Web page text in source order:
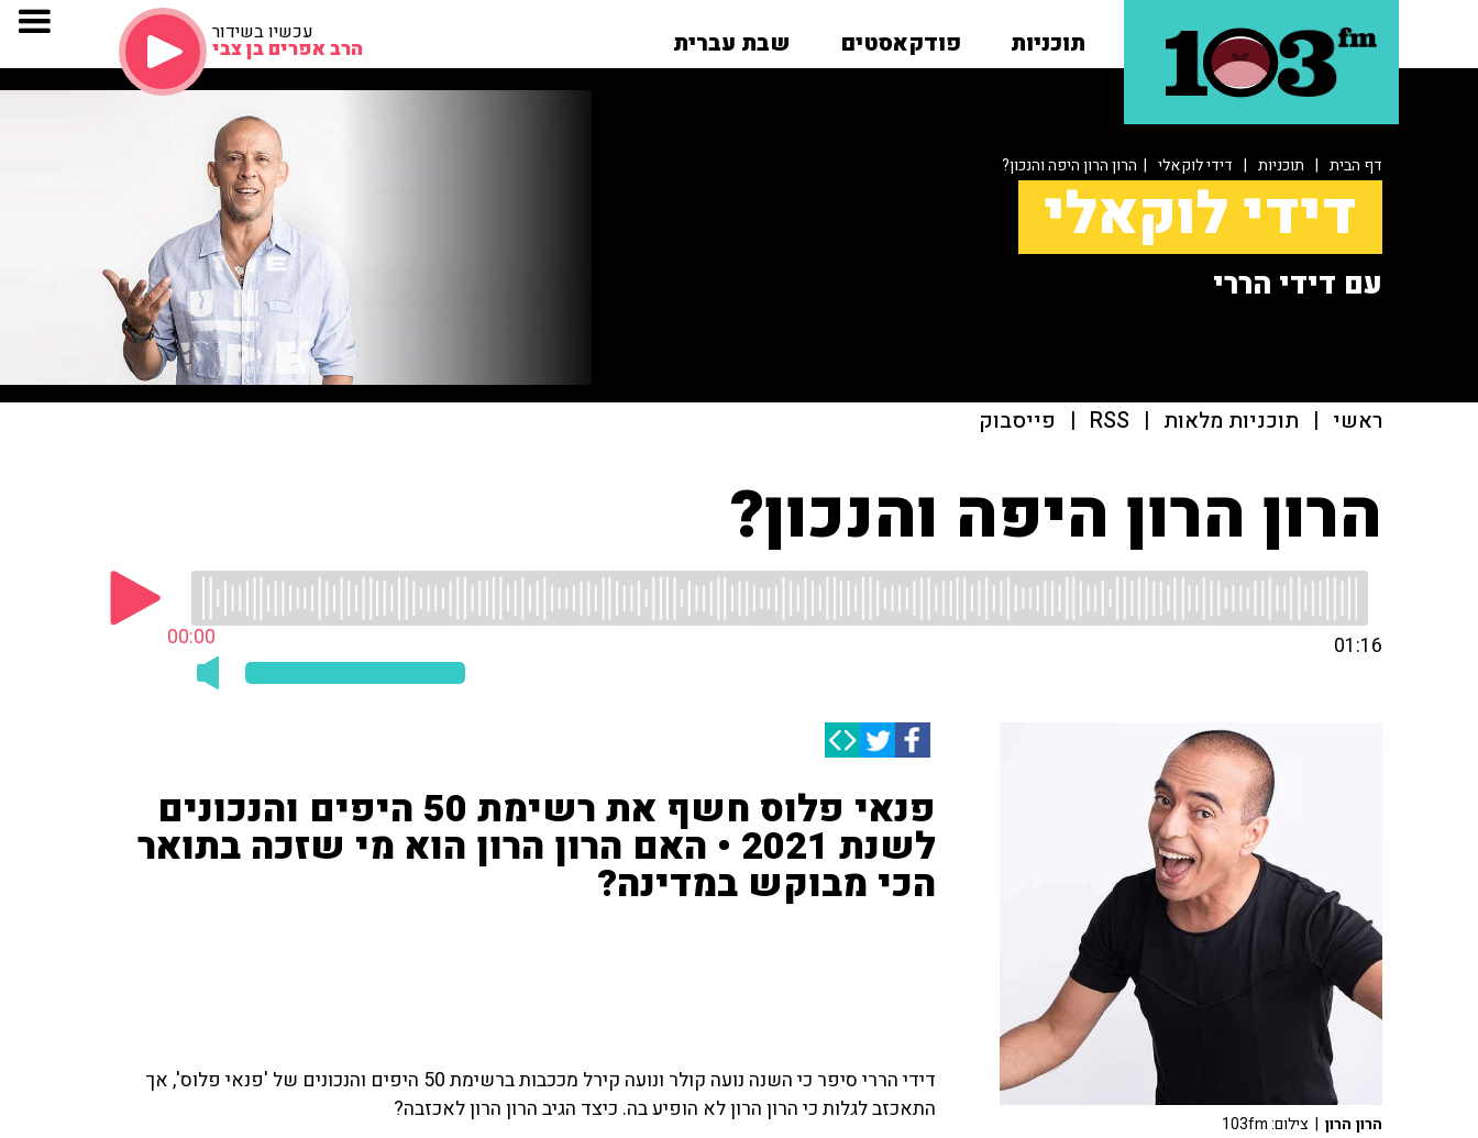
תוכניות פודקאסטים שבת עברית עכשיו בשידור
הרב אפרים בן צבי
דף הבית | תוכניות | דידי לוקאלי | הרון הרון היפה והנכון?
דידי לוקאלי
עם דידי הררי
ראשי | תוכניות מלאות |
RSS
| פייסבוק
הרון הרון היפה והנכון?
00:00 01:16
פנאי פלוס חשף את רשימת 50 היפים והנכונים
לשנת 2021 • האם הרון הרון הוא מי שזכה בתואר
הכי מבוקש במדינה?
דידי הררי סיפר כי השנה נועה קולר ונועה קירל מככבות ברשימת 50
היפים והנכונים של 'פנאי פלוס', אך
התאכזב לגלות כי הרון הרון לא הופיע בה. כיצד הגיב הרון הרון לאכזבה?
הרון הרון | צילום: 103fm